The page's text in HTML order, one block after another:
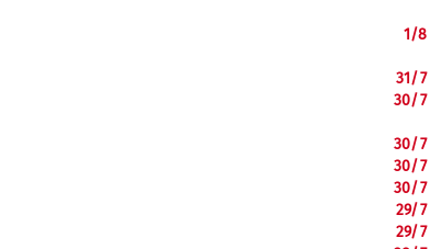
1/8
31/7
30/7
30/7
30/7
30/7
29/7
29/7